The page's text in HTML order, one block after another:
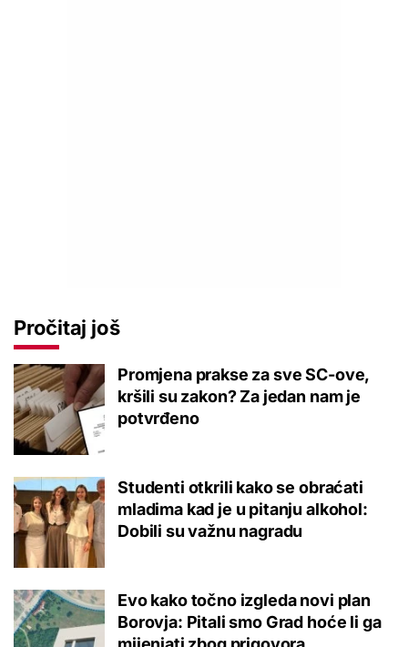
Pročitaj još
Promjena prakse za sve SC-ove,
kršili su zakon? Za jedan nam je
potvrđeno
Studenti otkrili kako se obraćati
mladima kad je u pitanju alkohol:
Dobili su važnu nagradu
Evo kako točno izgleda novi plan
Borovja: Pitali smo Grad hoće li ga